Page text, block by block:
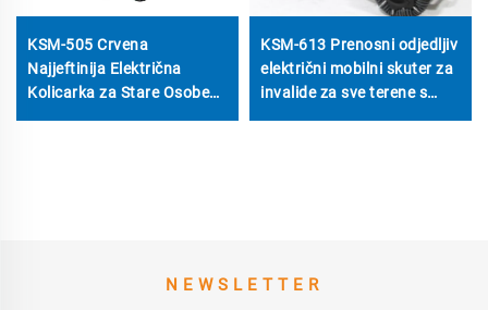
KSM-505 Crvena
Najjeftinija Električna
Kolicarka za Stare Osobe
Složiva Kolicarka sa
KSM-613 Prenosni odjedljiv
električni mobilni skuter za
invalide za sve terene s
udaljenim upravljanjem
NEWSLETTER